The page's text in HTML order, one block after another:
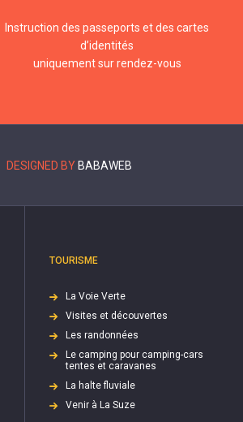
Instruction des passeports et des cartes
d’identités
uniquement sur rendez-vous
DESIGNED BY BABAWEB
TOURISME
La Voie Verte
Visites et découvertes
Les randonnées
Le camping pour camping-cars
tentes et caravanes
La halte fluviale
Venir à La Suze